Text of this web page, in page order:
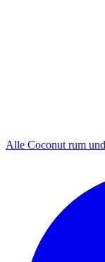
Alle Coconut rum